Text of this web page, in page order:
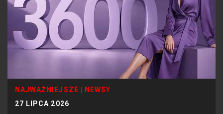
NAJWAŻNIEJSZE
NEWSY
27 LIPCA 2026